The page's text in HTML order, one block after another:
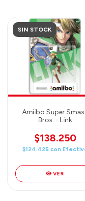
SIN STOCK
Amiibo Super
Bros. - Link
$138.250
$124.425 con
VER